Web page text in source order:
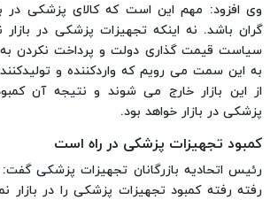
وی افزود: مهم این است که کالای پزشکی در
گران باشد. نه اینکه تجهیزات پزشکی در بازار
سیاست قیمت گذاری دولت و پرداخت نکردن
به این سمت می رویم که واردکننده و
از این بازار خارج می شوند و نتیجه آن
پزشکی در بازار خواهد بود.
کمبود تجهیزات پزشکی در راه است
رئیس اتحادیه بازرگانان تجهیزات پزشکی
رفته رفته کمبود تجهیزات پزشکی را در بازار